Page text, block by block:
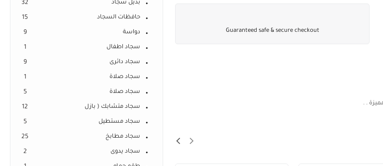
Guaranteed safe & secure checkout
بديل سجاد 32
حافظات السجاد 15
دواسة 9
سجاد اطفال 1
سجاد دائرى 9
سجاد صلاة 1
سجاد صلاة 5
سجاد متشابك ( بازل 12
سجاد مستطيل 5
سجاد مطابخ 25
سجاد يدوى 2